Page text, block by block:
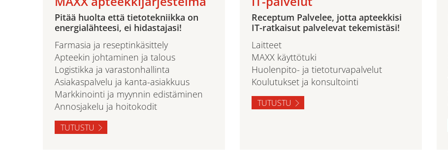
Pitää huolta että tietotekniikka on
energialähteesi, ei hidastajasi!
Farmasia ja reseptinkäsittely
Apteekin johtaminen ja talous
Logistikka ja varastonhallinta
Asiakaspalvelu ja kanta-asiakkuus
Markkinointi ja myynnin edistäminen
Annosjakelu ja hoitokodit
TUTUSTU
Receptum Palvelee, jotta apteekkisi
IT-ratkaisut palvelevat tekemistäsi!
Laitteet
MAXX käyttötuki
Huolenpito- ja tietoturvapalvelut
Koulutukset ja konsultointi
TUTUSTU